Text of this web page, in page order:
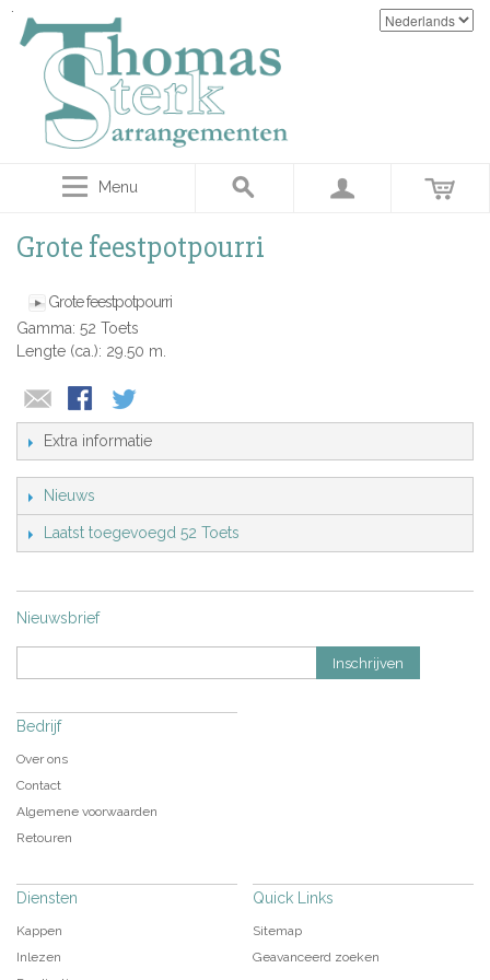
Menu
Grote feestpotpourri
Grote feestpotpourri
Gamma: 52 Toets
Lengte (ca.): 29.50 m.
Extra informatie
Nieuws
Laatst toegevoegd 52 Toets
Nieuwsbrief
Inschrijven
Bedrijf
Over ons
Contact
Algemene voorwaarden
Retouren
Diensten
Kappen
Inlezen
Quick Links
Sitemap
Geavanceerd zoeken